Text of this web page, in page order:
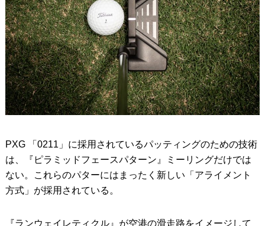
PXG 「0211」に採用されているパッティングのための技術
は、『ピラミッドフェースパターン』ミーリングだけでは
ない。これらのパターにはまったく新しい「アライメント
方式」が採用されている。
『ランウェイレティクル』が空港の滑走路をイメージして